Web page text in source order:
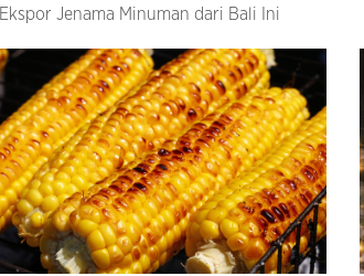
Ekspor Jenama Minuman dari Bali Ini